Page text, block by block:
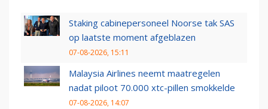
Staking cabinepersoneel Noorse tak SAS
op laatste moment afgeblazen
07-08-2026, 15:11
Malaysia Airlines neemt maatregelen
nadat piloot 70.000 xtc-pillen smokkelde
07-08-2026, 14:07